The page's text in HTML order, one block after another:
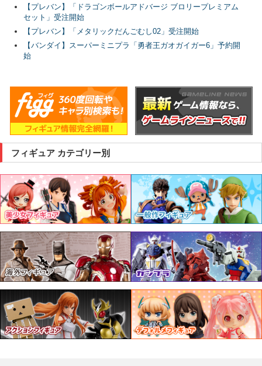
【プレバン】「ドラゴンボールアドバージ ブロリープレミアム
セット」受注開始
【プレバン】「メタリックだんごむし02」受注開始
【バンダイ】スーパーミニプラ「勇者王ガオガイガー6」予約開
始
フィギュア カテゴリー別